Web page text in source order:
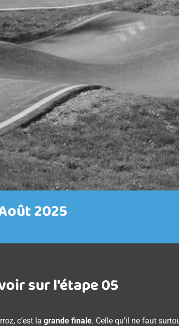
2025
sur l'étape 05
c’est la grande finale. Celle qu’il ne faut